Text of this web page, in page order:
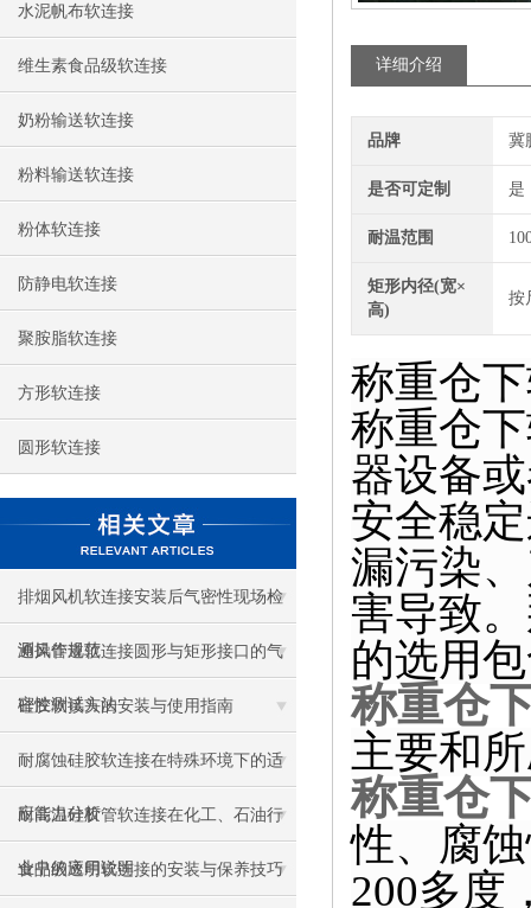
水泥帆布软连接
维生素食品级软连接
奶粉输送软连接
粉料输送软连接
粉体软连接
防静电软连接
聚胺脂软连接
方形软连接
圆形软连接
排烟风机软连接安装后气密性现场检
测操作规范
通风管道软连接圆形与矩形接口的气
密性测试方法
硅胶软接头的安装与使用指南
耐腐蚀硅胶软连接在特殊环境下的适
应能力分析
耐高温硅胶管软连接在化工、石油行
业中的应用说明
食品级透明软连接的安装与保养技巧
详细介绍
品牌 冀
是否可定制 是
耐温范围
矩形内径(宽×
高)
按
称重仓
称重仓
器设备
安全稳
漏污染
害导致
的选用
称重仓
主要和
称重仓
性、腐
200多度